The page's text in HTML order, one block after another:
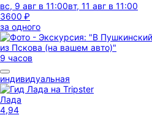
вс, 9 авг в 11:00вт, 11 авг в 11:00
3600 ₽
за одного
9 часов
индивидуальная
Лада
4,94